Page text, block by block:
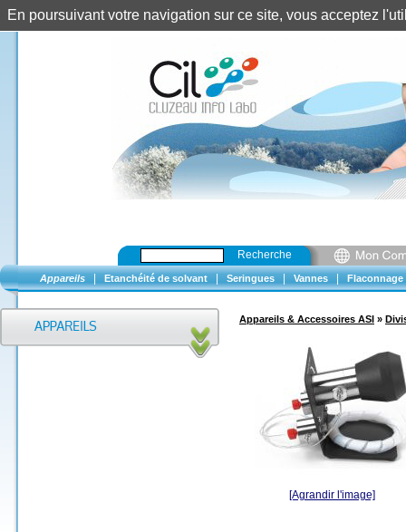
Recherche
Appareils Etanchéité de solvant Seringues Vannes Flaconnage
Appareils & Accessoires ASI »
[Agrandir l'image]
En poursuivant votre navigation sur ce site, vous acceptez